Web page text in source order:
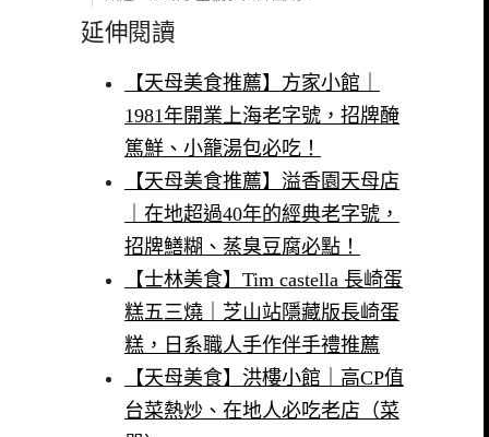
延伸閱讀
【天母美食推薦】方家小館｜
1981年開業上海老字號，招牌醃
篤鮮、小籠湯包必吃！
【天母美食推薦】溢香園天母店
｜在地超過40年的經典老字號，
招牌鱔糊、蒸臭豆腐必點！
【士林美食】Tim castella 長崎蛋
糕五三燒｜芝山站隱藏版長崎蛋
糕，日系職人手作伴手禮推薦
【天母美食】洪樓小館｜高CP值
台菜熱炒、在地人必吃老店（菜